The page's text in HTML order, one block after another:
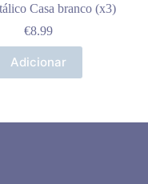
Casa branco (x3)
€8.99
Adicionar